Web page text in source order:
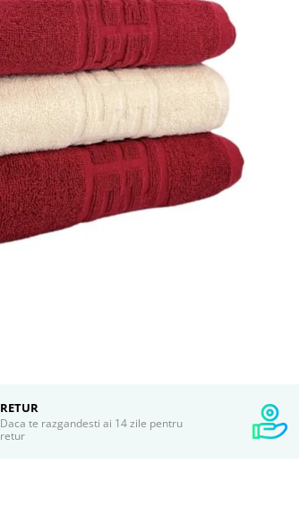
RETUR
Daca te razgandesti ai 14 zile pentru
retur